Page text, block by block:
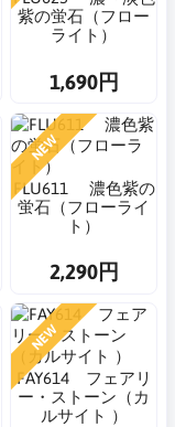
紫の蛍石（フロー
ライト）
1,690円
NEW
FLU611 濃色紫の
蛍石（フローライ
ト）
2,290円
NEW
FAY614 フェアリ
ー・ストーン（カ
ルサイト ）